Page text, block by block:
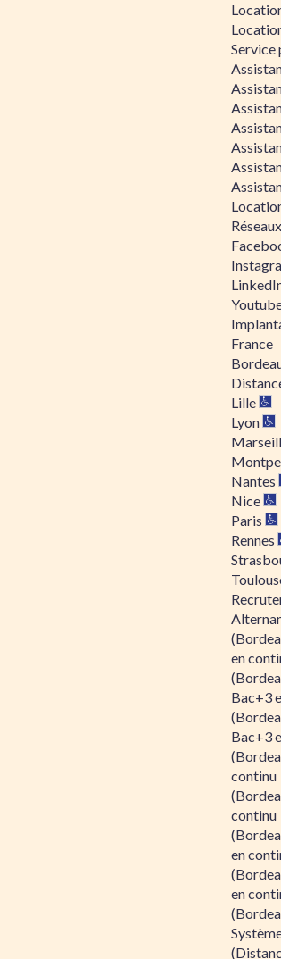
Service
France
Lille
Lyon
Nantes
Nice
Paris
Rennes
en
Bac+3
Bac+3
continu
continu
en
en